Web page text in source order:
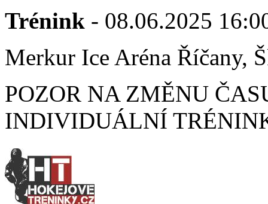
Trénink - 08.06.2025
Merkur Ice Aréna Říčany,
POZOR NA ZMĚNU
INDIVIDUÁLNÍ